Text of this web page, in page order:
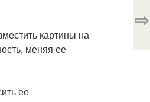
картины на
меняя ее
ее
⇨